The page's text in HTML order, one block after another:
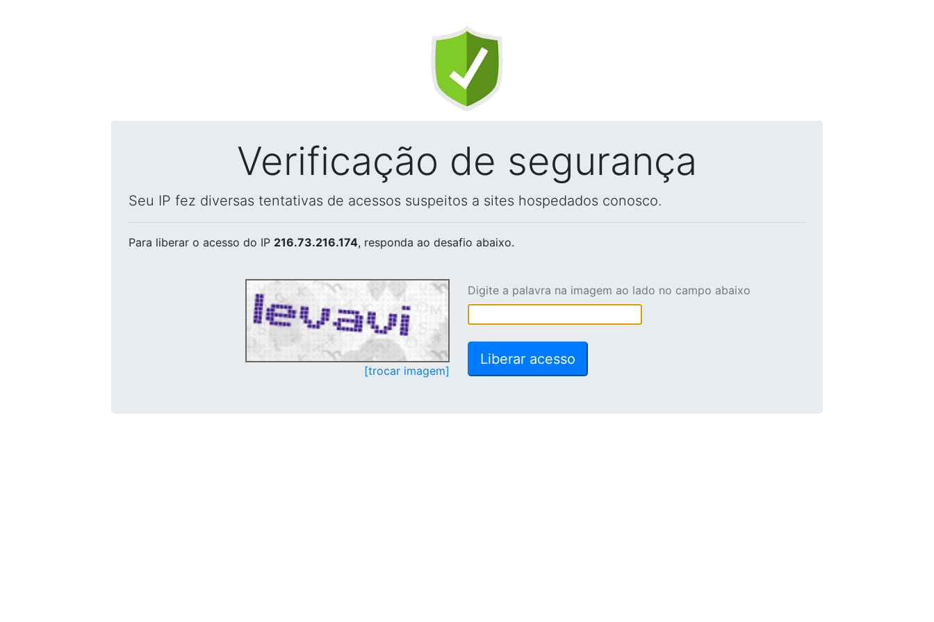
Verificação de segurança
Seu IP fez diversas tentativas de acessos suspeitos a sites hospedados conosco.
Para liberar o acesso do IP 216.73.216.174, responda ao desafio abaixo.
[trocar imagem]
Digite a palavra na imagem ao lado no campo abaixo